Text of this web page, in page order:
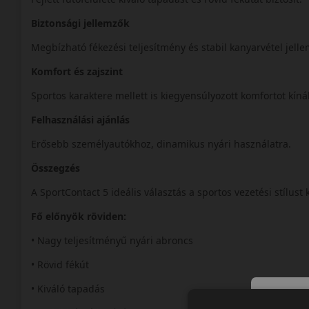
Biztonsági jellemzők
Megbízható fékezési teljesítmény és stabil kanyarvétel
Komfort és zajszint
Sportos karaktere mellett is kiegyensúlyozott komfortot kínál.
Felhasználási ajánlás
Erősebb személyautókhoz, dinamikus nyári használatra.
Összegzés
A SportContact 5 ideális választás a sportos vezetési stílust
Fő előnyök röviden:
• Nagy teljesítményű nyári abroncs
• Rövid fékút
• Kiváló tapadás